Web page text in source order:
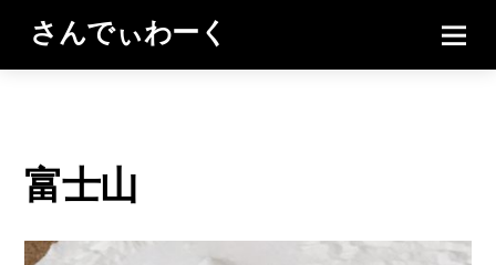
さんでぃわーく
富士山